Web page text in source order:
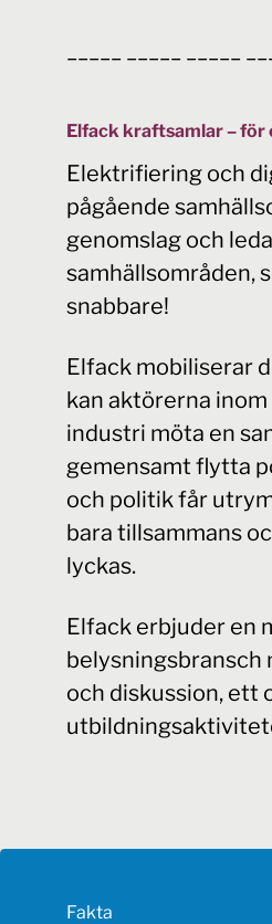
Elfack kraftsamlar –
Elektrifiering och
pågående
genomslag och
samhällsområden,
snabbare!
Elfack mobiliserar
kan aktörerna
industri möta en
gemensamt flytta
och politik får
bara tillsammans
lyckas.
Elfack erbjuder en
och diskussion, ett
Fakta